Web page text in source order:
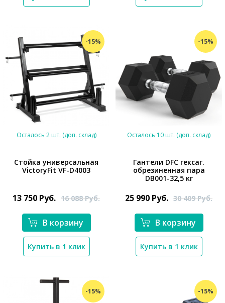
-15%
Осталось 2 шт. (доп. склад)
Стойка универсальная
VictoryFit VF-D4003
13 750 Руб. 16 088Руб.
В корзину
Купить в 1 клик
-15%
*}
Осталось 10 шт. (доп. склад)
Гантели DFC гексаг.
обрезиненная пара
DB001-32,5 кг
25 990 Руб. 30 409Руб.
В корзину
Купить в 1 клик
-15% -15%